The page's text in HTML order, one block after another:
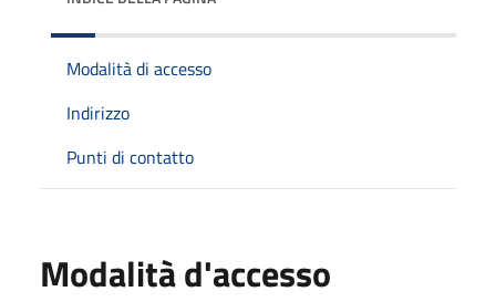
Modalità di accesso
Indirizzo
Punti di contatto
Modalità d'accesso